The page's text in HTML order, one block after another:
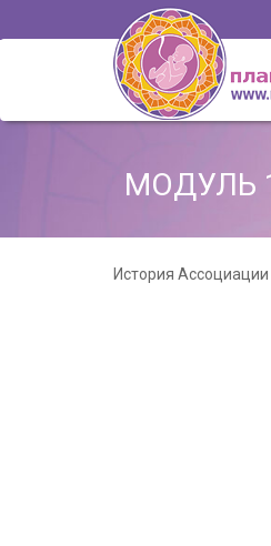
к
МОДУЛЬ
История